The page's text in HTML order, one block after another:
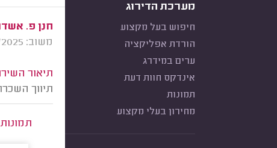
מערכת הדירוג
חיפוש בעל מקצוע
הורדת אפליקציה
ערים במידרג
אינדקס חוות דעת
תמונות
מחירון בעלי מקצוע
חנן פ.
משוב: 03/12/2025
תיאור
תיווך